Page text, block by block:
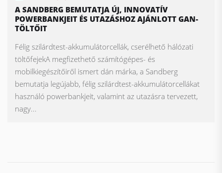
A SANDBERG BEMUTATJA ÚJ, INNOVATÍV
POWERBANKJEIT ÉS UTAZÁSHOZ AJÁNLOTT GAN-
TÖLTŐIT
Félig szilárdtest-akkumulátorcellák, cserélhető hálózati
töltőfejekA megfizethető számítógépes- és
mobilkiegészítőiről ismert dán márka, a Sandberg
bemutatja legújabb, félig szilárdtest-akkumulátorcellákat
használó powerbankjeit, valamint az utazásra tervezett,
nagy...